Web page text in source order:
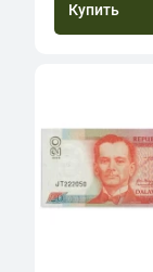
Купить